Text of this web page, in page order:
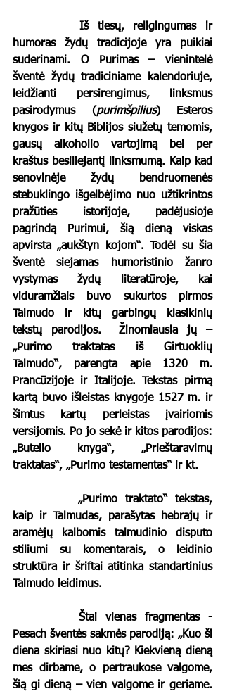
		Iš tiesų, religingumas ir
humoras žydų tradicijoje yra puikiai
suderinami. O Purimas – vienintelė
šventė žydų tradiciniame kalendoriuje,
leidžianti persirengimus, linksmus
pasirodymus (purimšpilius) Esteros
knygos ir kitų Biblijos siužetų temomis,
gausų alkoholio vartojimą bei per
kraštus besiliejantį linksmumą. Kaip kad
senovinėje žydų bendruomenės
stebuklingo išgelbėjimo nuo užtikrintos
pražūties istorijoje, padėjusioje
pagrindą Purimui, šią dieną viskas
apvirsta „aukštyn kojom“. Todėl su šia
šventė siejamas humoristinio žanro
vystymas žydų literatūroje, kai
viduramžiais buvo sukurtos pirmos
Talmudo ir kitų garbingų klasikinių
tekstų parodijos.  Žinomiausia jų –
„Purimo traktatas iš Girtuoklių
Talmudo“, parengta apie 1320 m.
Prancūzijoje ir Italijoje. Tekstas pirmą
kartą buvo išleistas knygoje 1527 m. ir
šimtus kartų perleistas įvairiomis
versijomis. Po jo sekė ir kitos parodijos:
„Butelio knyga“, „Prieštaravimų
traktatas“, „Purimo testamentas“ ir kt.
kaip ir Talmudas, parašytas hebrajų ir
aramėjų kalbomis talmudinio disputo
stiliumi su komentarais, o leidinio
struktūra ir šriftai atitinka standartinius
Talmudo leidimus.
Pesach šventės sakmės parodiją: „Kuo ši
diena skiriasi nuo kitų? Kiekvieną dieną
mes dirbame, o pertraukose valgome,
šią gi dieną – vien valgome ir geriame.